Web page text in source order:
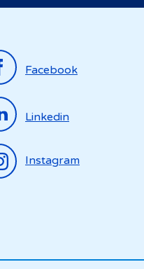
Facebook
Linkedin
Instagram